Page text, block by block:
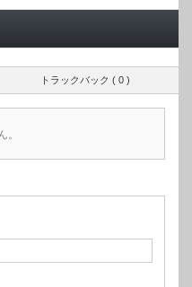
トラックバック ( 0 )
。